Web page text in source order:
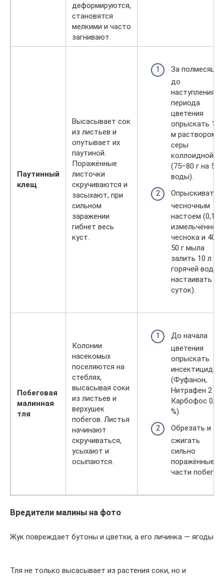
деформируются,
становятся
мелкими и часто
загнивают.
Паутинный
клещ
Высасывает сок
из листьев и
опутывает их
паутиной.
Поражённые
листочки
скручиваются и
засыхают, при
сильном
заражении
гибнет весь
куст.
За полмесяца
до
наступления
периода
цветения
опрыскать 1
м раствором
серы
коллоидной
(75–80 г на 5 л
воды).
Опрыскивать
чесночным
настоем (0,1 кг
измельчённого
чеснока и 40–
50 г мыла
залить 10 л
горячей воды,
настаивать 4
суток).
Побеговая
малинная
тля
Колонии
насекомых
поселяются на
стеблях,
высасывая соки
из листьев и
верхушек
побегов. Листья
начинают
скручиваться,
усыхают и
осыпаются.
До начала
цветения
опрыскать
(Фуфанон,
Нитрафен 2 %,
Карбофос 0,2
%).
Обрезать и
сжигать
сильно
поражённые
части побегов.
Вредители малины на фото
Жук повреждает бутоны и цветки, а его личинка — ягоды
Тля не только высасывает из растения соки, но и